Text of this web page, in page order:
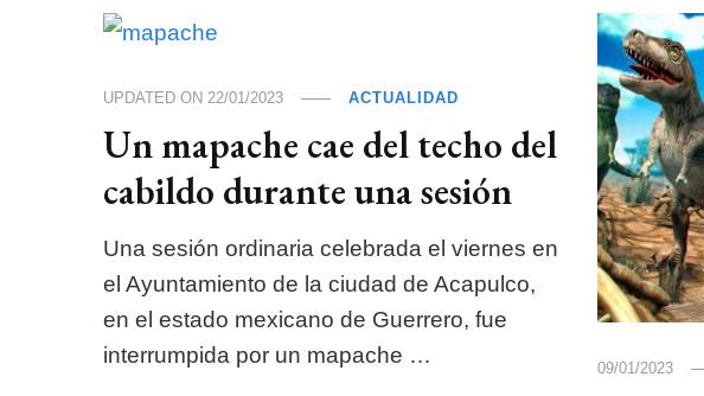
UPDATED ON22/01/2023 ACTUALIDAD
Un mapache cae del techo del
cabildo durante una sesión
Una sesión ordinaria celebrada el viernes en
el Ayuntamiento de la ciudad de Acapulco,
en el estado mexicano de Guerrero, fue
interrumpida por un mapache …
09/01/2023